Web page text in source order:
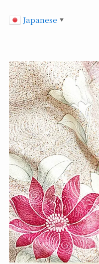
Japanese ▼